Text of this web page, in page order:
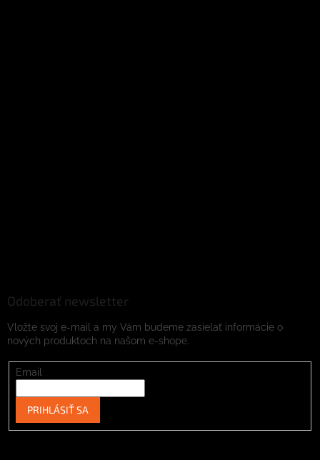
Odoberať newsletter
Vložte svoj e-mail a my Vám budeme zasielať informácie o
nových produktoch na našom e-shope.
Email
PRIHLÁSIŤ SA